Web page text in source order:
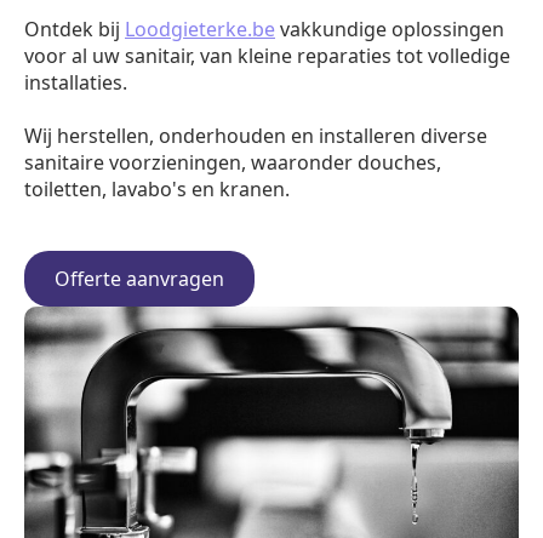
Ontdek bij Loodgieterke.bevakkundige oplossingen
voor al uw sanitair, van kleine reparaties tot volledige
installaties.
Wij herstellen, onderhouden en installeren diverse
sanitaire voorzieningen, waaronder douches,
toiletten, lavabo's en kranen.
Offerte aanvragen